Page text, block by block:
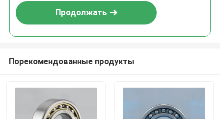
моторизированных
шпинделей
Продолжать
Порекомендованные продукты